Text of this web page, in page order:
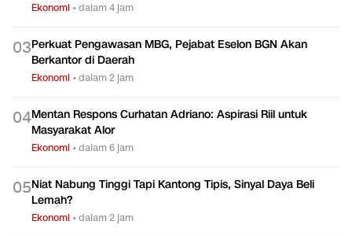
Ekonomi •dalam 4 jam
03Perkuat Pengawasan MBG, Pejabat Eselon BGN Akan
Berkantor di Daerah
Ekonomi •dalam 2 jam
04Mentan Respons Curhatan Adriano: Aspirasi Riil untuk
Masyarakat Alor
Ekonomi •dalam 6 jam
05Niat Nabung Tinggi Tapi Kantong Tipis, Sinyal Daya Beli
Lemah?
Ekonomi •dalam 2 jam